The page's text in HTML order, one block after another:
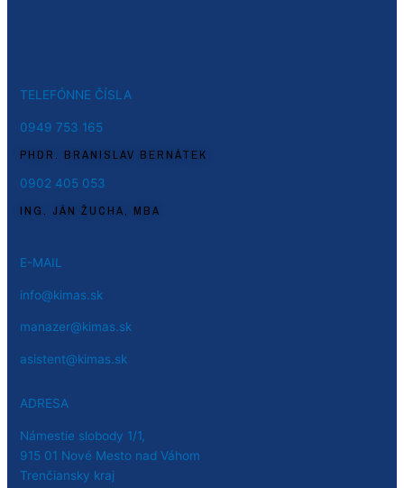
TELEFÓNNE ČÍSLA
0949 753 165
PHDR. BRANISLAV BERNÁTEK
0902 405 053
ING. JÁN ŽUCHA, MBA
E-MAIL
info@kimas.sk
manazer@kimas.sk
asistent@kimas.sk
ADRESA
Námestie slobody 1/1,
915 01 Nové Mesto nad Váhom
Trenčiansky kraj